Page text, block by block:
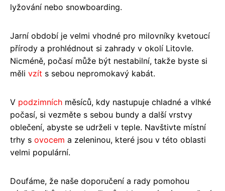
lyžování nebo snowboarding.
Jarní období je velmi vhodné pro milovníky kvetoucí
přírody a prohlédnout si zahrady v okolí Litovle.
Nicméně, počasí může být nestabilní, takže byste si
měli vzít s sebou nepromokavý kabát.
V podzimních měsíců, kdy nastupuje chladné a vlhké
počasí, si vezměte s sebou bundy a další vrstvy
oblečení, abyste se udrželi v teple. Navštivte místní
trhy s ovocem a zeleninou, které jsou v této oblasti
velmi populární.
Doufáme, že naše doporučení a rady pomohou